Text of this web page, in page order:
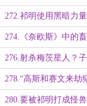
皇帝（二合一大章）
272.祁明使用黑暗力
局（四千字大大章）
274.《奈欧斯》中的
明你那时在就好了”
276.射杀梅茨星人？
配噢！（四千字大章）
278.“高斯和赛文来劫
280.要被祁明打成怪